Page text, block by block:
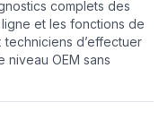
complets des
et les fonctions de
d’effectuer
OEM sans